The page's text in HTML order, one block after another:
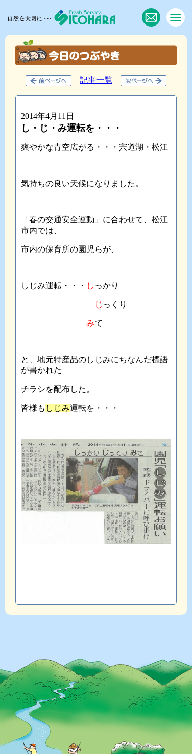
記事一覧
2014年4月11日
し・じ・み運転を・・・
爽やかな青空広がる・・・宍道湖・松江
気持ちの良い天候になりました。
「春の交通安全運動」に合わせて、松江
市内では、
市内の保育所の園児らが、
しじみ運転・・・ し っかり
じ っくり
みて
と、地元特産品のしじみにちなんだ標語
が書かれた
チラシを配布した。
皆様も しじみ運転を・・・